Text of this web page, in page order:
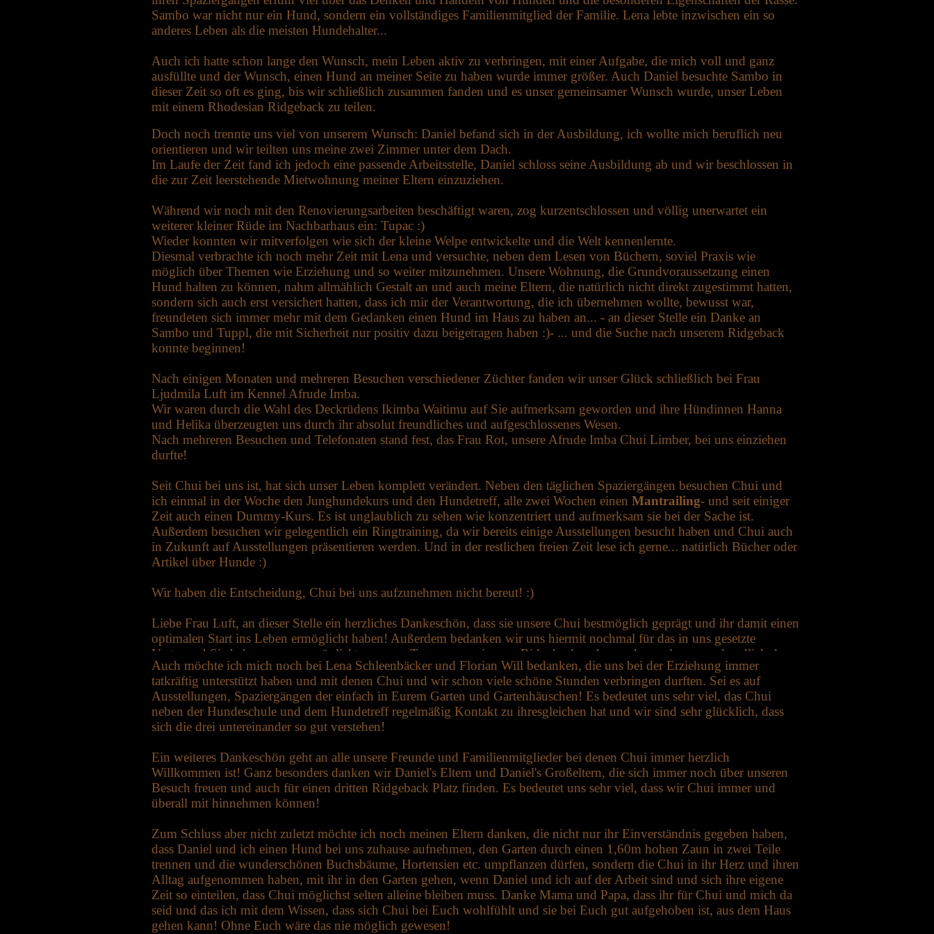
Sambo war nicht nur ein Hund, sondern ein vollständiges Familienmitglied der Familie. Lena lebte inzwischen ein so
anderes Leben als die meisten Hundehalter...
Auch ich hatte schon lange den Wunsch, mein Leben aktiv zu verbringen, mit einer Aufgabe, die mich voll und ganz
ausfüllte und der Wunsch, einen Hund an meiner Seite zu haben wurde immer größer. Auch Daniel besuchte Sambo in
dieser Zeit so oft es ging, bis wir schließlich zusammen fanden und es unser gemeinsamer Wunsch wurde, unser Leben
mit einem Rhodesian Ridgeback zu teilen.
Doch noch trennte uns viel von unserem Wunsch: Daniel befand sich in der Ausbildung, ich wollte mich beruflich neu
orientieren und wir teilten uns meine zwei Zimmer unter dem Dach.
Im Laufe der Zeit fand ich jedoch eine passende Arbeitsstelle, Daniel schloss seine Ausbildung ab und wir beschlossen in
die zur Zeit leerstehende Mietwohnung meiner Eltern einzuziehen.
Während wir noch mit den Renovierungsarbeiten beschäftigt waren, zog kurzentschlossen und völlig unerwartet ein
weiterer kleiner Rüde im Nachbarhaus ein: Tupac :)
Wieder konnten wir mitverfolgen wie sich der kleine Welpe entwickelte und die Welt kennenlernte.
Diesmal verbrachte ich noch mehr Zeit mit Lena und versuchte, neben dem Lesen von Büchern, soviel Praxis wie
möglich über Themen wie Erziehung und so weiter mitzunehmen. Unsere Wohnung, die Grundvoraussetzung einen
Hund halten zu können, nahm allmählich Gestalt an und auch meine Eltern, die natürlich nicht direkt zugestimmt hatten,
sondern sich auch erst versichert hatten, dass ich mir der Verantwortung, die ich übernehmen wollte, bewusst war,
freundeten sich immer mehr mit dem Gedanken einen Hund im Haus zu haben an... - an dieser Stelle ein Danke an
Sambo und Tuppl, die mit Sicherheit nur positiv dazu beigetragen haben :)- ... und die Suche nach unserem Ridgeback
konnte beginnen!
Nach einigen Monaten und mehreren Besuchen verschiedener Züchter fanden wir unser Glück schließlich bei Frau
Ljudmila Luft im Kennel Afrude Imba.
Wir waren durch die Wahl des Deckrüdens Ikimba Waitimu auf Sie aufmerksam geworden und ihre Hündinnen Hanna
und Helika überzeugten uns durch ihr absolut freundliches und aufgeschlossenes Wesen.
Nach mehreren Besuchen und Telefonaten stand fest, das Frau Rot, unsere Afrude Imba Chui Limber, bei uns einziehen
durfte!
Seit Chui bei uns ist, hat sich unser Leben komplett verändert. Neben den täglichen Spaziergängen besuchen Chui und
ich einmal in der Woche den Junghundekurs und den Hundetreff, alle zwei Wochen einen Mantrailing- und seit einiger
Zeit auch einen Dummy-Kurs. Es ist unglaublich zu sehen wie konzentriert und aufmerksam sie bei der Sache ist.
Außerdem besuchen wir gelegentlich ein Ringtraining, da wir bereits einige Ausstellungen besucht haben und Chui auch
in Zukunft auf Ausstellungen präsentieren werden. Und in der restlichen freien Zeit lese ich gerne... natürlich Bücher oder
Artikel über Hunde :)
Wir haben die Entscheidung, Chui bei uns aufzunehmen nicht bereut! :)
Liebe Frau Luft, an dieser Stelle ein herzliches Dankeschön, dass sie unsere Chui bestmöglich geprägt und ihr damit einen
optimalen Start ins Leben ermöglicht haben! Außerdem bedanken wir uns hiermit nochmal für das in uns gesetzte
Vertrauen! Sie haben es uns ermöglicht, unseren Traum vom eigenen Ridgeback wahr werden zu lassen und endlich das
Leben zu leben, das wir uns gewünscht haben. Es vergeht kein Tag, an dem wir nicht glücklich sind, weil Chui bei uns ist
und wir werden weiterhin alles dafür tun, dass Chui ein glückliches, gesundes und ridgebackgerechtes Leben führt und
ein toller Vertreter ihrer Rasse wird!
Auch möchte ich mich noch bei Lena Schleenbäcker und Florian Will bedanken, die uns bei der Erziehung immer
tatkräftig unterstützt haben und mit denen Chui und wir schon viele schöne Stunden verbringen durften. Sei es auf
Ausstellungen, Spaziergängen der einfach in Eurem Garten und Gartenhäuschen! Es bedeutet uns sehr viel, das Chui
neben der Hundeschule und dem Hundetreff regelmäßig Kontakt zu ihresgleichen hat und wir sind sehr glücklich, dass
sich die drei untereinander so gut verstehen!
Ein weiteres Dankeschön geht an alle unsere Freunde und Familienmitglieder bei denen Chui immer herzlich
Willkommen ist! Ganz besonders danken wir Daniel's Eltern und Daniel's Großeltern, die sich immer noch über unseren
Besuch freuen und auch für einen dritten Ridgeback Platz finden. Es bedeutet uns sehr viel, dass wir Chui immer und
überall mit hinnehmen können!
Zum Schluss aber nicht zuletzt möchte ich noch meinen Eltern danken, die nicht nur ihr Einverständnis gegeben haben,
dass Daniel und ich einen Hund bei uns zuhause aufnehmen, den Garten durch einen 1,60m hohen Zaun in zwei Teile
trennen und die wunderschönen Buchsbäume, Hortensien etc. umpflanzen dürfen, sondern die Chui in ihr Herz und ihren
Alltag aufgenommen haben, mit ihr in den Garten gehen, wenn Daniel und ich auf der Arbeit sind und sich ihre eigene
Zeit so einteilen, dass Chui möglichst selten alleine bleiben muss. Danke Mama und Papa, dass ihr für Chui und mich da
seid und das ich mit dem Wissen, dass sich Chui bei Euch wohlfühlt und sie bei Euch gut aufgehoben ist, aus dem Haus
gehen kann! Ohne Euch wäre das nie möglich gewesen!